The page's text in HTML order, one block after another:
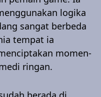
logika
sangat berbeda
tempat ia
momen-
ringan.